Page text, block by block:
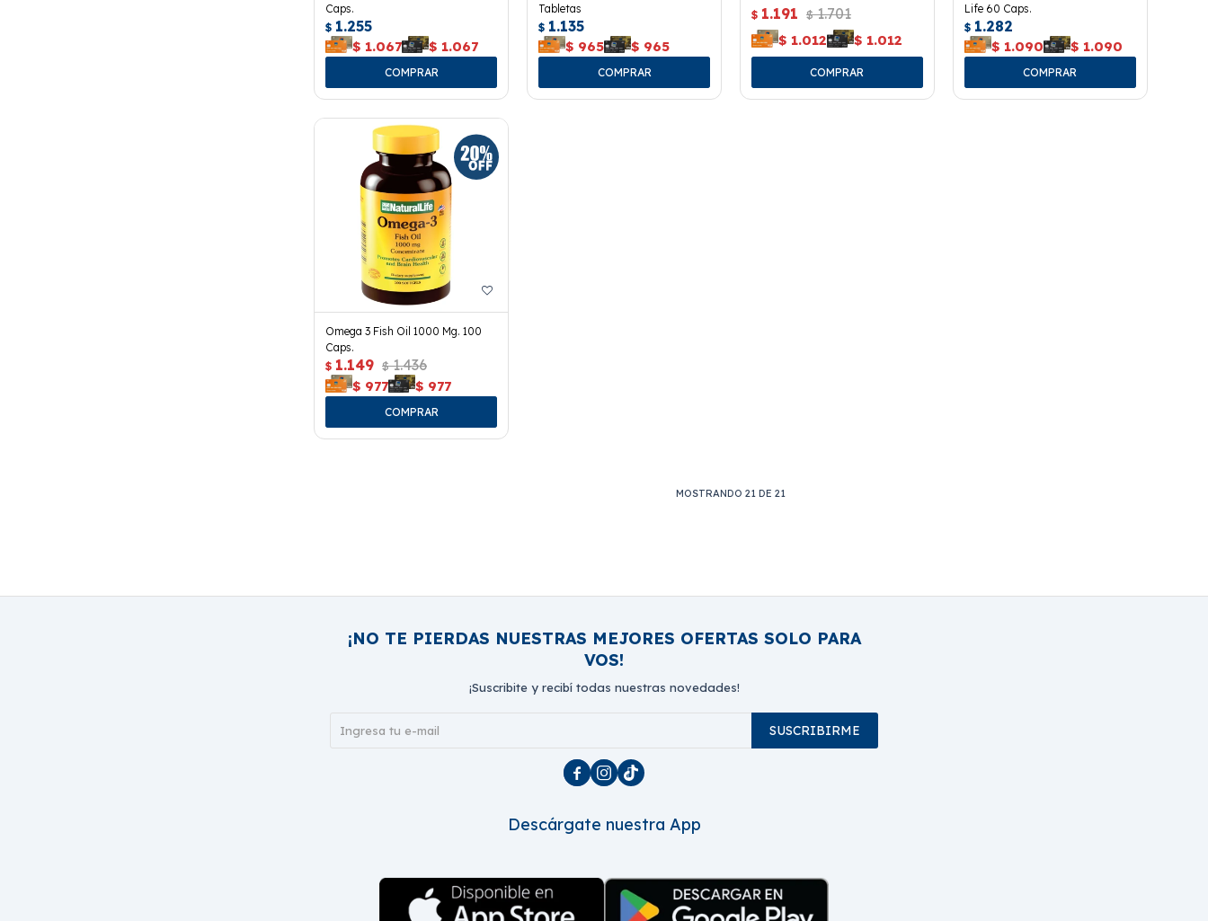
Caps.
$ 1.255
$ 1.067 $ 1.067
Tabletas
$ 1.135
$ 965 $ 965
$ 1.191 $ 1.701
$ 1.012 $ 1.012
Life 60 Caps.
$ 1.282
$ 1.090 $ 1.090
Omega 3 Fish Oil 1000 Mg. 100
Caps.
$ 1.149 $ 1.436
$ 977 $ 977
MOSTRANDO 21DE 21
¡NO TE PIERDAS NUESTRAS MEJORES OFERTAS SOLO PARA
VOS!
¡Suscribite y recibí todas nuestras novedades!
SUSCRIBIRME
  
Descárgate nuestra App